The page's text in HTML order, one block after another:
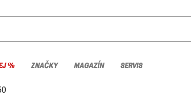
% ZNAČKY MAGAZÍN SERVIS